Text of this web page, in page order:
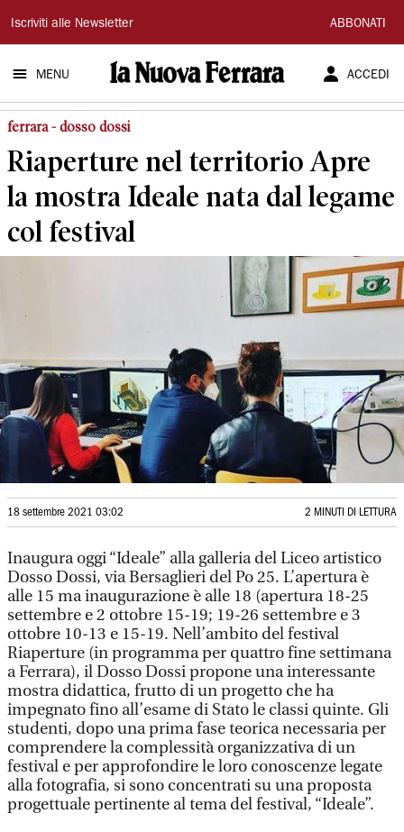
La
Nuova
Ferrara
Iscriviti alle Newsletter ABBONATI
MENU ACCEDI
ferrara - dosso dossi
Riaperture nel territorio Apre
la mostra Ideale nata dal legame
col festival
18 settembre 2021 03:02 2 MINUTI DI LETTURA
Inaugura oggi “Ideale” alla galleria del Liceo artistico
Dosso Dossi, via Bersaglieri del Po 25. L’apertura è
alle 15 ma inaugurazione è alle 18 (apertura 18-25
settembre e 2 ottobre 15-19; 19-26 settembre e 3
ottobre 10-13 e 15-19. Nell’ambito del festival
Riaperture (in programma per quattro fine settimana
a Ferrara), il Dosso Dossi propone una interessante
mostra didattica, frutto di un progetto che ha
impegnato fino all’esame di Stato le classi quinte. Gli
studenti, dopo una prima fase teorica necessaria per
comprendere la complessità organizzativa di un
festival e per approfondire le loro conoscenze legate
alla fotografia, si sono concentrati su una proposta
progettuale pertinente al tema del festival, “Ideale”.